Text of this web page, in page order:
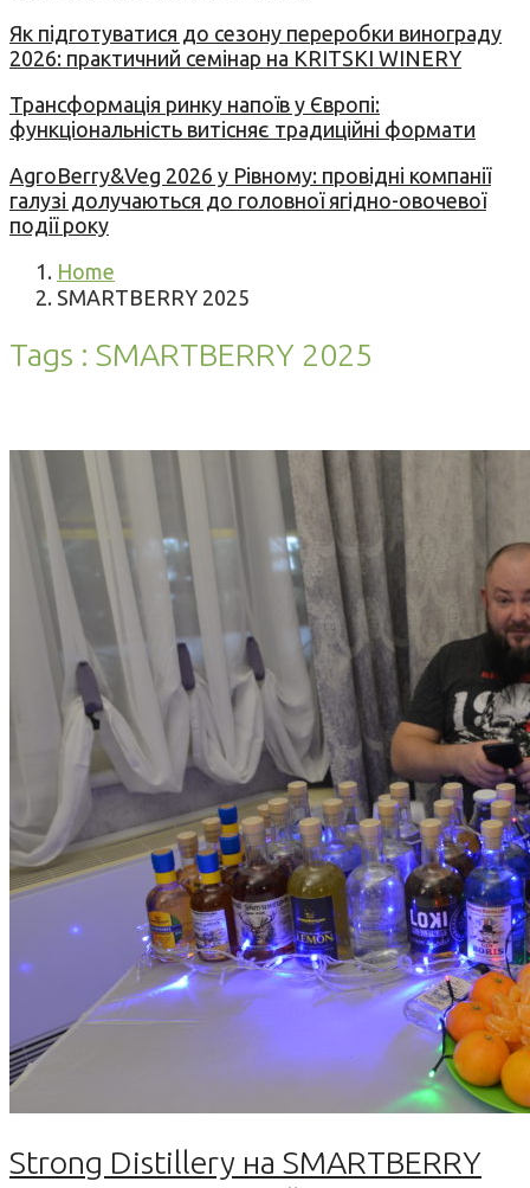
Як підготуватися до сезону переробки винограду
2026: практичний семінар на KRITSKI WINERY
Трансформація ринку напоїв у Європі:
функціональність витісняє традиційні формати
AgroBerry&Veg 2026 у Рівному: провідні компанії
галузі долучаються до головної ягідно-овочевої
події року
Home
SMARTBERRY 2025
Tags : SMARTBERRY 2025
Strong Distillery на SMARTBERRY